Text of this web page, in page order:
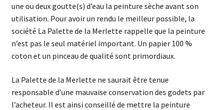
une ou deux goutte(s) d’eau la peinture sèche avant son
utilisation. Pour avoir un rendu le meilleur possible, la
société La Palette de la Merlette rappelle que la peinture
n’est pas le seul matériel important. Un papier 100 %
coton et un pinceau de qualité sont primordiaux.
La Palette de la Merlette ne saurait être tenue
responsable d’une mauvaise conservation des godets par
l’acheteur. Il est ainsi conseillé de mettre la peinture